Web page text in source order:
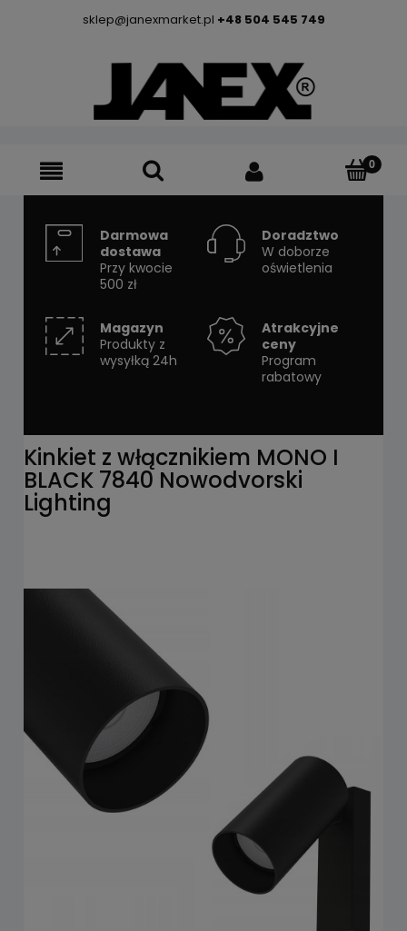
sklep@janexmarket.pl +48 504 545 749
Darmowa
dostawa
Przy kwocie
500 zł
Doradztwo
W doborze
oświetlenia
Magazyn
Produkty z
wysyłką 24h
Atrakcyjne
ceny
Program
rabatowy
Kinkiet z włącznikiem MONO I
BLACK 7840 Nowodvorski
Lighting